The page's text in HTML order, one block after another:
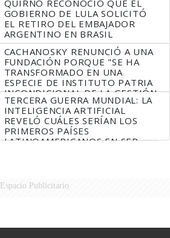
QUIRNO RECONOCIÓ QUE EL
GOBIERNO DE LULA SOLICITÓ
EL RETIRO DEL EMBAJADOR
ARGENTINO EN BRASIL
CACHANOSKY RENUNCIÓ A UNA
FUNDACIÓN PORQUE "SE HA
TRANSFORMADO EN UNA
ESPECIE DE INSTITUTO PATRIA
INCONDICIONAL DE LA GESTIÓN
DE MILEI"
TERCERA GUERRA MUNDIAL: LA
INTELIGENCIA ARTIFICIAL
REVELÓ CUÁLES SERÍAN LOS
PRIMEROS PAÍSES
LATINOAMERICANOS EN SER
Espacio Publicitario